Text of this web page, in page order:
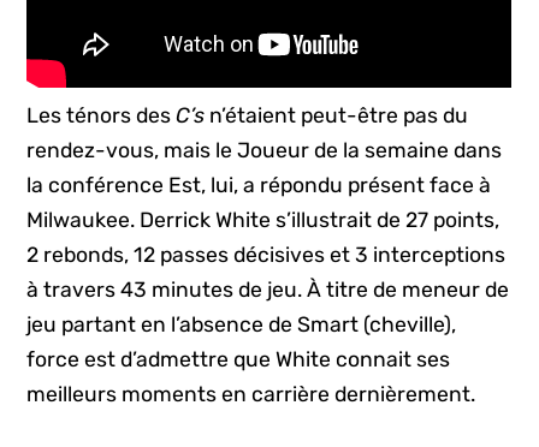
Les ténors desC’s n’étaient peut-être pas du
rendez-vous, mais le Joueur de la semaine dans
la conférence Est, lui, a répondu présent face à
Milwaukee. Derrick White s’illustrait de 27 points,
2 rebonds, 12 passes décisives et 3 interceptions
à travers 43 minutes de jeu. À titre de meneur de
jeu partant en l’absence de Smart (cheville),
force est d’admettre que White connait ses
meilleurs moments en carrière dernièrement.